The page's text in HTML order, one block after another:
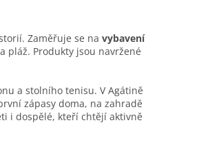
Zaměřuje se na vybavení
pláž. Produkty jsou navržené
a stolního tenisu. V Agátině
zápasy doma, na zahradě
i dospělé, kteří chtějí aktivně